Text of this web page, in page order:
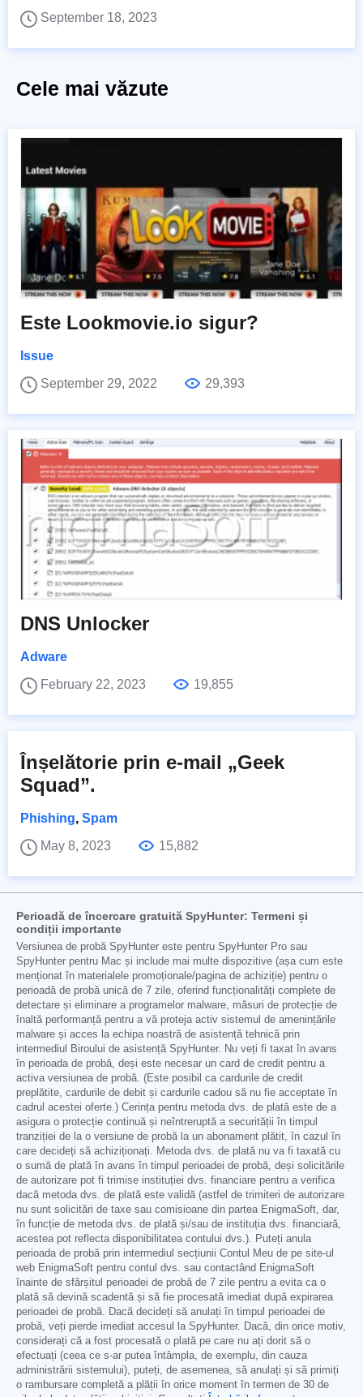
September 18, 2023
Cele mai văzute
Este Lookmovie.io sigur?
Issue
September 29, 2022
29,393
DNS Unlocker
Adware
February 22, 2023
19,855
Înșelătorie prin e-mail „Geek
Squad”.
Phishing, Spam
May 8, 2023
15,882
Perioadă de încercare gratuită SpyHunter: Termeni și
condiții importante
Versiunea de probă SpyHunter este pentru SpyHunter Pro sau
SpyHunter pentru Mac și include mai multe dispozitive (așa cum este
menționat în materialele promoționale/pagina de achiziție) pentru o
perioadă de probă unică de 7 zile, oferind funcționalități complete de
detectare și eliminare a programelor malware, măsuri de protecție de
înaltă performanță pentru a vă proteja activ sistemul de amenințările
malware și acces la echipa noastră de asistență tehnică prin
intermediul Biroului de asistență SpyHunter. Nu veți fi taxat în avans
în perioada de probă, deși este necesar un card de credit pentru a
activa versiunea de probă. (Este posibil ca cardurile de credit
preplătite, cardurile de debit și cardurile cadou să nu fie acceptate în
cadrul acestei oferte.) Cerința pentru metoda dvs. de plată este de a
asigura o protecție continuă și neîntreruptă a securității în timpul
tranziției de la o versiune de probă la un abonament plătit, în cazul în
care decideți să achiziționați. Metoda dvs. de plată nu va fi taxată cu
o sumă de plată în avans în timpul perioadei de probă, deși solicitările
de autorizare pot fi trimise instituției dvs. financiare pentru a verifica
dacă metoda dvs. de plată este validă (astfel de trimiteri de autorizare
nu sunt solicitări de taxe sau comisioane din partea EnigmaSoft, dar,
în funcție de metoda dvs. de plată și/sau de instituția dvs. financiară,
acestea pot reflecta disponibilitatea contului dvs.). Puteți anula
perioada de probă prin intermediul secțiunii Contul Meu de pe site-ul
web EnigmaSoft pentru contul dvs. sau contactând EnigmaSoft
înainte de sfârșitul perioadei de probă de 7 zile pentru a evita ca o
plată să devină scadentă și să fie procesată imediat după expirarea
perioadei de probă. Dacă decideți să anulați în timpul perioadei de
probă, veți pierde imediat accesul la SpyHunter. Dacă, din orice motiv,
considerați că a fost procesată o plată pe care nu ați dorit să o
efectuați (ceea ce s-ar putea întâmpla, de exemplu, din cauza
administrării sistemului), puteți, de asemenea, să anulați și să primiți
o rambursare completă a plății în orice moment în termen de 30 de